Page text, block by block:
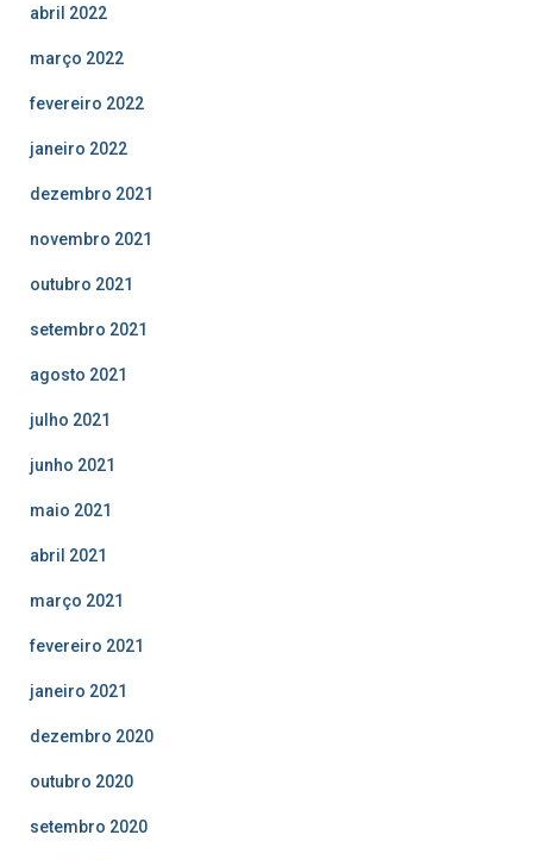
abril 2022
março 2022
fevereiro 2022
janeiro 2022
dezembro 2021
novembro 2021
outubro 2021
setembro 2021
agosto 2021
julho 2021
junho 2021
maio 2021
abril 2021
março 2021
fevereiro 2021
janeiro 2021
dezembro 2020
outubro 2020
setembro 2020